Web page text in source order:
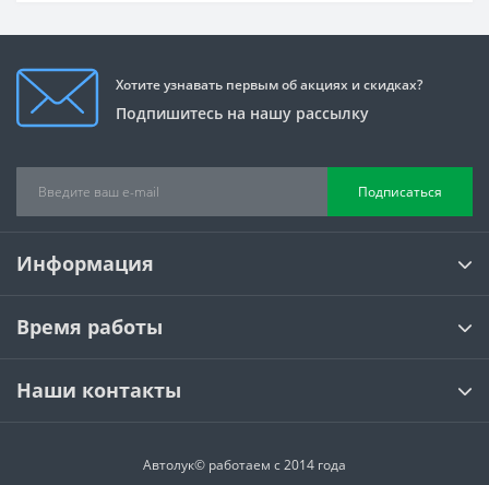
Хотите узнавать первым об акциях и скидках?
Подпишитесь на нашу рассылку
Подписаться
Информация
Время работы
Наши контакты
Автолук© работаем с 2014 года